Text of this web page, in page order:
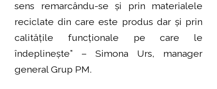
sens remarcându-se și prin materialele
reciclate din care este produs dar și prin
calitățile funcționale pe care le
îndeplinește” – Simona Urs, manager
general Grup PM.